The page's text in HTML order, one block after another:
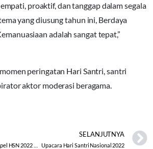
proaktif, dan tanggap dalam segala
yang diusung tahun ini, Berdaya
adalah sangat tepat,”
peringatan Hari Santri, santri
aktor moderasi beragama.
SELANJUTNYA
Upacara Hari Santri Nasional 2022